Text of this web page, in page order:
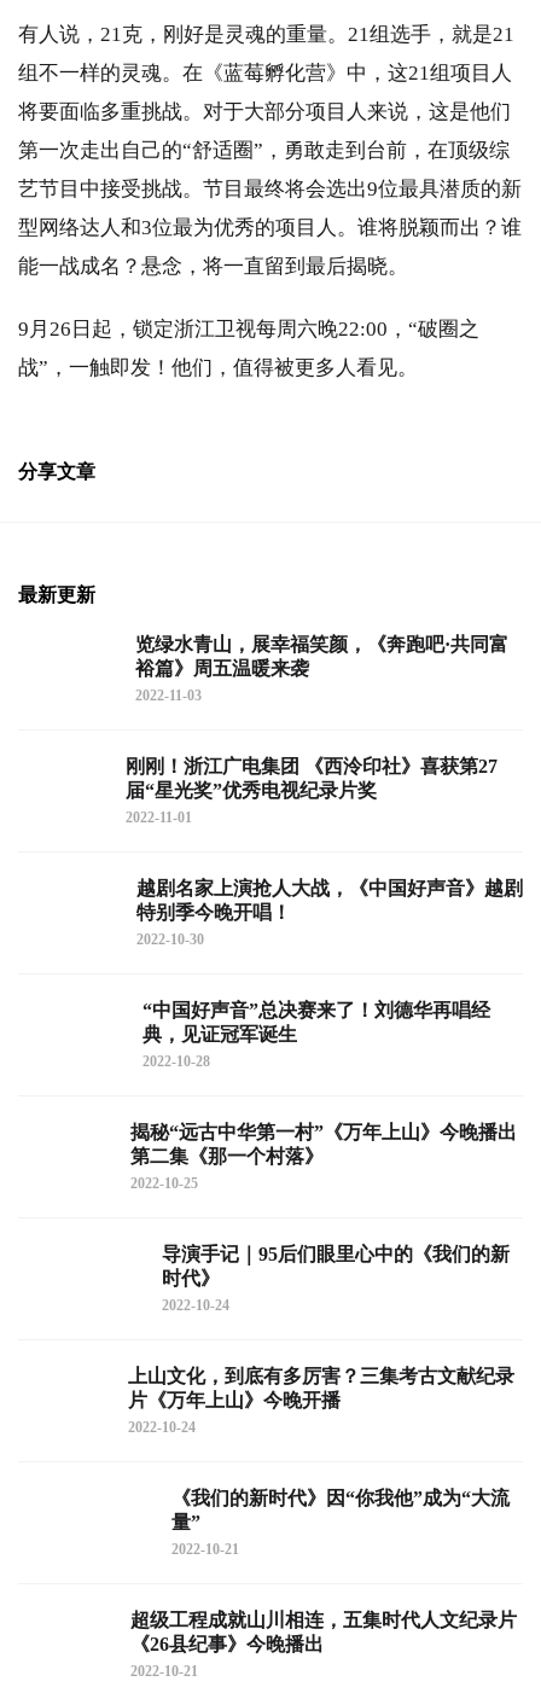
有人说，21克，刚好是灵魂的重量。21组选手，就是21
组不一样的灵魂。在《蓝莓孵化营》中，这21组项目人
将要面临多重挑战。对于大部分项目人来说，这是他们
第一次走出自己的“舒适圈”，勇敢走到台前，在顶级综
艺节目中接受挑战。节目最终将会选出9位最具潜质的新
型网络达人和3位最为优秀的项目人。谁将脱颖而出？谁
能一战成名？悬念，将一直留到最后揭晓。
9月26日起，锁定浙江卫视每周六晚22:00，“破圈之
战”，一触即发！他们，值得被更多人看见。
分享文章
最新更新
览绿水青山，展幸福笑颜，《奔跑吧·共同富
裕篇》周五温暖来袭
2022-11-03
刚刚！浙江广电集团 《西泠印社》喜获第27
届“星光奖”优秀电视纪录片奖
2022-11-01
越剧名家上演抢人大战，《中国好声音》越剧
特别季今晚开唱！
2022-10-30
“中国好声音”总决赛来了！刘德华再唱经
典，见证冠军诞生
2022-10-28
揭秘“远古中华第一村”《万年上山》今晚播出
第二集《那一个村落》
2022-10-25
导演手记｜95后们眼里心中的《我们的新
时代》
2022-10-24
上山文化，到底有多厉害？三集考古文献纪录
片《万年上山》今晚开播
2022-10-24
《我们的新时代》因“你我他”成为“大流
量”
2022-10-21
超级工程成就山川相连，五集时代人文纪录片
《26县纪事》今晚播出
2022-10-21